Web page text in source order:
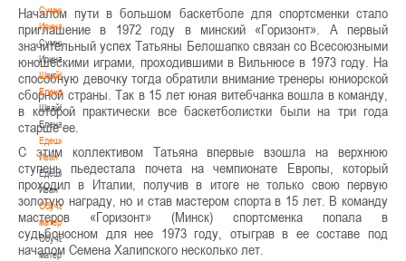
Сумникова
Ирина
Сумникова
Ирина
Швайбович
Елена
Швайбович
Елена
Едешко
Иван
Едешко
Иван
Обучающие
материалы
Обучающие
материалы
Началом пути в большом баскетболе для спортсменки стало
приглашение в 1972 году в минский «Горизонт». А первый
значительный успех Татьяны Белошапко связан со Всесоюзными
юношескими играми, проходившими в Вильнюсе в 1973 году. На
способную девочку тогда обратили внимание тренеры юниорской
сборной страны. Так в 15 лет юная витебчанка вошла в команду,
в которой практически все баскетболистки были на три года
старше ее.
С этим коллективом Татьяна впервые взошла на верхнюю
ступень пьедестала почета на чемпионате Европы, который
проходил в Италии, получив в итоге не только свою первую
золотую награду, но и став мастером спорта в 15 лет. В команду
мастеров «Горизонт» (Минск) спортсменка попала в
судьбоносном для нее 1973 году, отыграв в ее составе под
началом Семена Халипского несколько лет.